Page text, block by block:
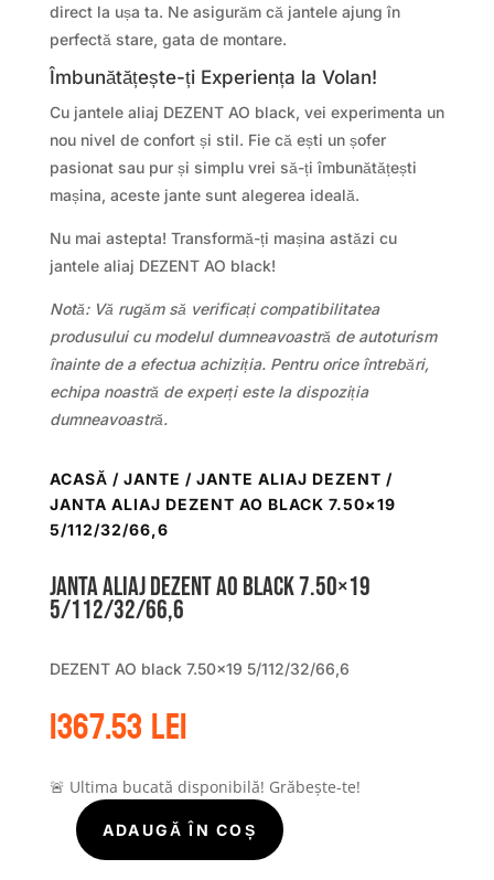
direct la ușa ta. Ne asigurăm că jantele ajung în
perfectă stare, gata de montare.
Îmbunătățește-ți Experiența la Volan!
Cu jantele aliaj DEZENT AO black, vei experimenta un
nou nivel de confort și stil. Fie că ești un șofer
pasionat sau pur și simplu vrei să-ți îmbunătățești
mașina, aceste jante sunt alegerea ideală.
Nu mai astepta! Transformă-ți mașina astăzi cu
jantele aliaj DEZENT AO black!
Notă: Vă rugăm să verificați compatibilitatea
produsului cu modelul dumneavoastră de autoturism
înainte de a efectua achiziția. Pentru orice întrebări,
echipa noastră de experți este la dispoziția
dumneavoastră.
ACASĂ / JANTE / JANTE ALIAJ DEZENT /
JANTA ALIAJ DEZENT AO BLACK 7.50×19
5/112/32/66,6
Janta aliaj DEZENT AO black 7.50×19
5/112/32/66,6
DEZENT AO black 7.50×19 5/112/32/66,6
1367.53lei
🚨 Ultima bucată disponibilă! Grăbește-te!
CantitateADAUGĂ ÎN COȘ